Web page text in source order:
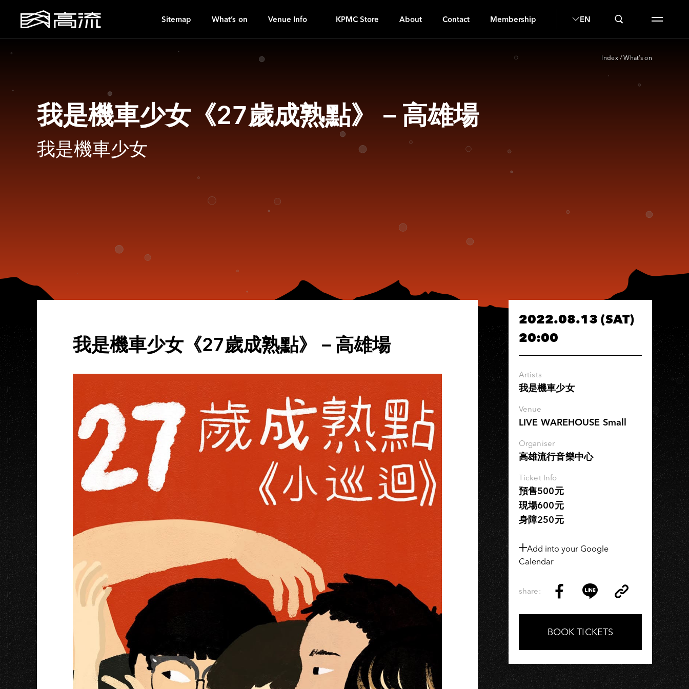
Sitemap What’s on Venue Info KPMC Store About Contact Membership EN
Index / What’s on
我是機車少女《27歲成熟點》－高雄場
我是機車少女
我是機車少女《27歲成熟點》－高雄場
2022.08.13 (SAT)
20:00
Artists
我是機車少女
Venue
LIVE WAREHOUSE Small
Organiser
高雄流行音樂中心
Ticket Info
預售500元
現場600元
身障250元
Add into your Google
Calendar
share:
on
Facebook
on
LINE
Link
Copy
BOOK TICKETS